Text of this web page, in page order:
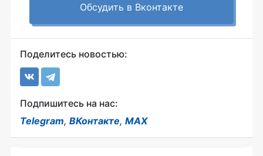
Обсудить в Вконтакте
Поделитесь новостью:
Подпишитесь на нас:
Telegram, ВКонтакте, MAX